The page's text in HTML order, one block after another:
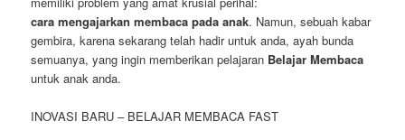
cara mengajarkan membaca pada anak. Namun, sebuah kabar
gembira, karena sekarang telah hadir untuk anda, ayah bunda
semuanya, yang ingin memberikan pelajaran Belajar Membaca
untuk anak anda.
INOVASI BARU – BELAJAR MEMBACA FAST